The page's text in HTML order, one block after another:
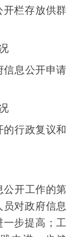
栏存放供群
息公开申请
行政复议和
开工作的第
对政府信息
步提高；工